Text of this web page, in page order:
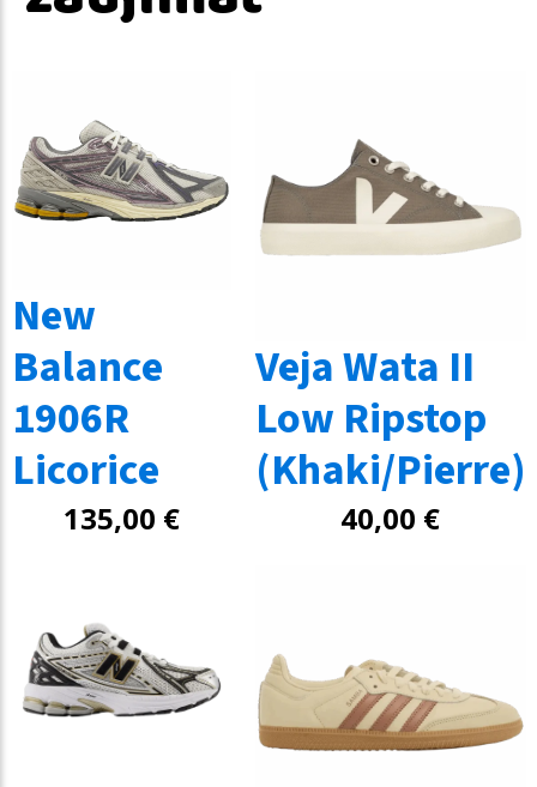
New
Balance
1906R
Licorice
135,00 €
Veja Wata II
Low Ripstop
(Khaki/Pierre)
40,00 €